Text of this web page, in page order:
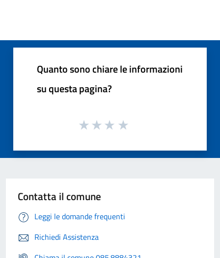
Quanto sono chiare le informazioni
su questa pagina?
Contatta il comune
Leggi le domande frequenti
Richiedi Assistenza